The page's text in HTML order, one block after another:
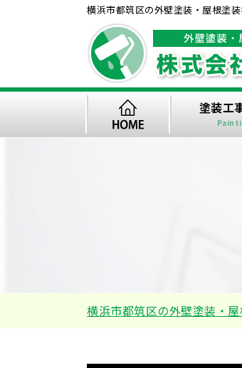
横浜市都筑区の外壁塗装・屋根塗
塗装工
横浜市都筑区の外壁塗装・